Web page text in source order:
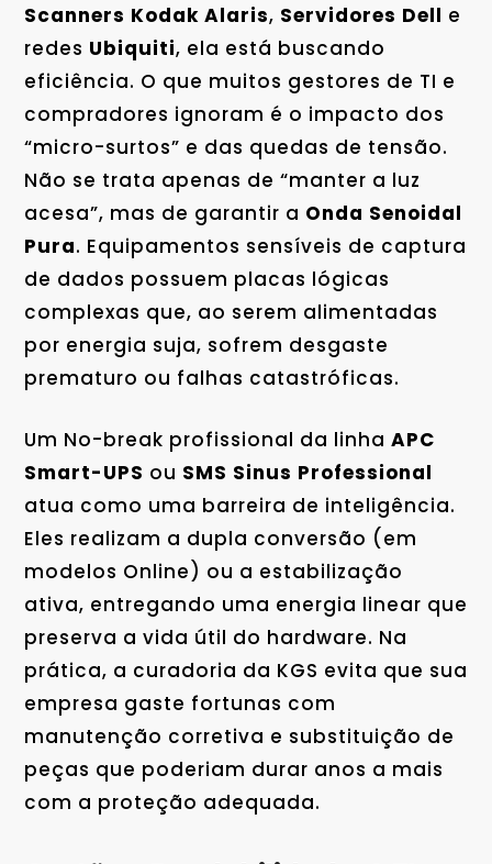
Scanners Kodak Alaris, Servidores Dell e
redes Ubiquiti, ela está buscando
eficiência. O que muitos gestores de TI e
compradores ignoram é o impacto dos
“micro-surtos” e das quedas de tensão.
Não se trata apenas de “manter a luz
acesa”, mas de garantir a Onda Senoidal
Pura. Equipamentos sensíveis de captura
de dados possuem placas lógicas
complexas que, ao serem alimentadas
por energia suja, sofrem desgaste
prematuro ou falhas catastróficas.
Um No-break profissional da linha APC
Smart-UPS ou SMS Sinus Professional
atua como uma barreira de inteligência.
Eles realizam a dupla conversão (em
modelos Online) ou a estabilização
ativa, entregando uma energia linear que
preserva a vida útil do hardware. Na
prática, a curadoria da KGS evita que sua
empresa gaste fortunas com
manutenção corretiva e substituição de
peças que poderiam durar anos a mais
com a proteção adequada.